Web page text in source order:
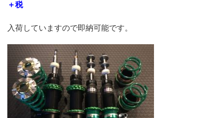
＋税
入荷していますので即納可能です。